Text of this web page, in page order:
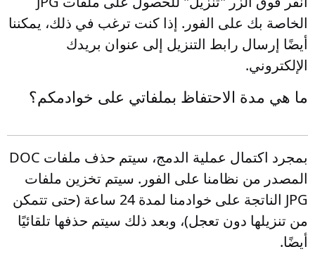
الخاصة بك على الفور. إذا كنت ترغب في ذلك، يمكننا
أيضًا إرسال رابط التنزيل إلى عنوان بريدك
الإلكتروني.
ما هي مدة الاحتفاظ بملفاتي على خوادمكم؟
بمجرد اكتمال عملية الدمج، سيتم حذف ملفات DOC
المصدر من نظامنا على الفور. سيتم تخزين ملفات
JPG الناتجة على خوادمنا لمدة 24 ساعة (حتى تتمكن
من تنزيلها دون تعجل)، وبعد ذلك سيتم حذفها تلقائيًا
أيضًا.